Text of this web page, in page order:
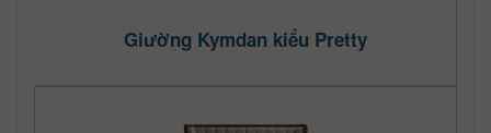
Giường Kymdan kiểu Pretty